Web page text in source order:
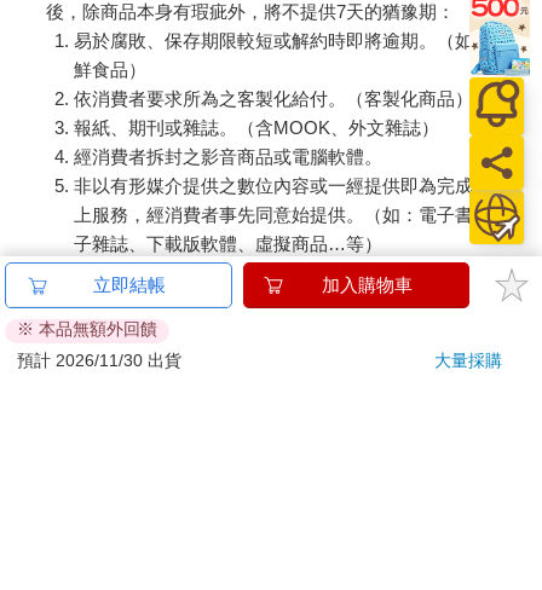
後，除商品本身有瑕疵外，將不提供7天的猶豫期：
易於腐敗、保存期限較短或解約時即將逾期。（如：生
鮮食品）
依消費者要求所為之客製化給付。（客製化商品）
報紙、期刊或雜誌。（含MOOK、外文雜誌）
經消費者拆封之影音商品或電腦軟體。
非以有形媒介提供之數位內容或一經提供即為完成之線
上服務，經消費者事先同意始提供。（如：電子書、電
子雜誌、下載版軟體、虛擬商品…等）
已拆封之個人衛生用品。（如：內衣褲、刮鬍刀、除毛
若非上列種類商品，均享有到貨7天的猶豫期（含例假
日）。
立即結帳 加入購物車
※ 本品無額外回饋
預計 2026/11/30 出貨
大量採購